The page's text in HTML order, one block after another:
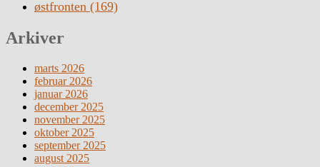
østfronten (169)
Arkiver
marts 2026
februar 2026
januar 2026
december 2025
november 2025
oktober 2025
september 2025
august 2025